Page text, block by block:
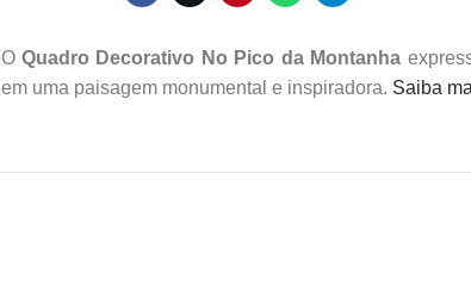
O Quadro Decorativo No Pico da Montanha
em uma paisagem monumental e inspiradora. Saiba